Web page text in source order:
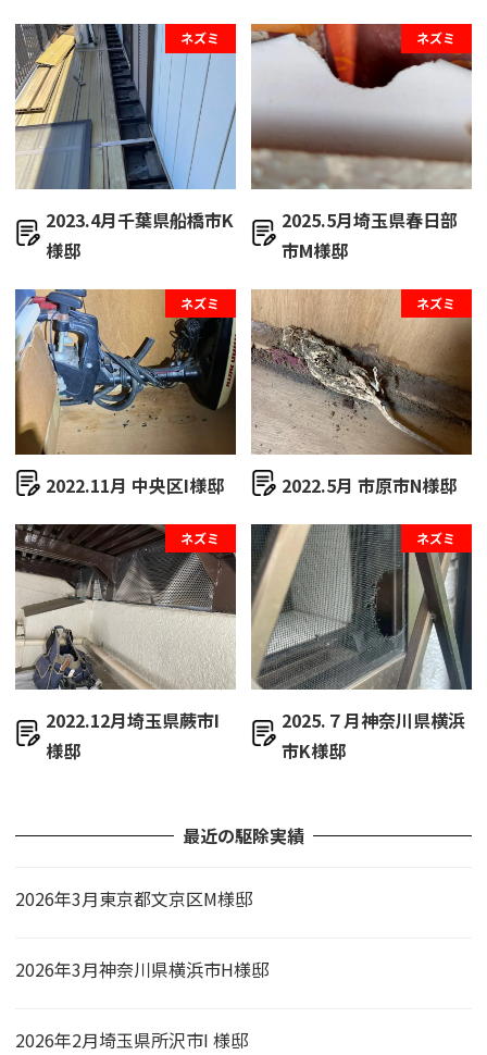
ネズミ
2023.4月千葉県船橋市K
様邸
ネズミ
2025.5月埼玉県春日部
市M様邸
ネズミ
2022.11月 中央区I様邸
ネズミ
2022.5月 市原市N様邸
ネズミ
2022.12月埼玉県蕨市I
様邸
ネズミ
2025.７月神奈川県横浜
市K様邸
最近の駆除実績
2026年3月東京都文京区M様邸
2026年3月神奈川県横浜市H様邸
2026年2月埼玉県所沢市I 様邸